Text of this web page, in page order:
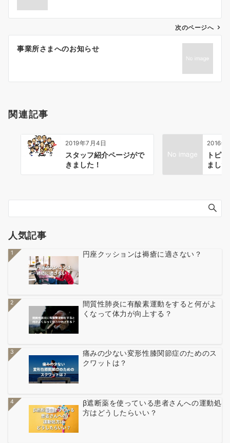
ビ
ン
次のページへ
事業所さまへのお知らせ
関連記事
2019年7月4日
スタッフ紹介ページがで
きました！
2016年
トピ
ました
人気記事
1 円座クッションは褥瘡に適さない？
2
間質性肺炎に有酸素運動をすると何がよ
くなって体力が向上する？
3
痛みの少ない変形性膝関節症のためのス
クワットは？
4
β遮断薬を使っている患者さんへの運動処
方はどうしたらいい？